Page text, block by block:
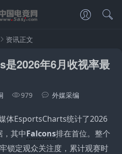
资讯正文
2026年6月收视率最
979 外媒采编
体EsportsCharts统计了2026
，其中Falcons排在首位。整个
锁定观众关注度，累计观赛时